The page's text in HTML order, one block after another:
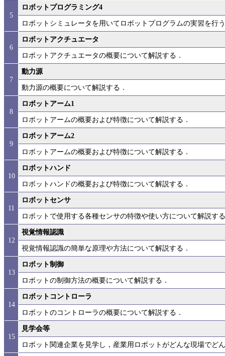
5
ロボットプログラミング4
ロボットシミュレータを用いてロボットプログラムの実習を行
6
ロボットアクチュエータ
ロボットアクチュエータの概要について解説する．
7
動力源
動力源の概要について解説する．
8
ロボットアーム1
ロボットアームの概要および特徴について解説する．
9
ロボットアーム2
ロボットアームの概要および特徴について解説する．
10
ロボットハンド
ロボットハンドの概要および特徴について解説する．
11
ロボットセンサ
ロボットで使用する各種センサの特徴や使い方について解説する
12
視覚情報認識
視覚情報認識の簡単な原理や方法について解説する．
13
ロボット制御
ロボットの制御方法の概要について解説する．
14
ロボットコントローラ
ロボットのコントローラの概要について解説する．
15
見学会等
ロボット関連企業を見学し，産業用ロボットがどんな現場でど